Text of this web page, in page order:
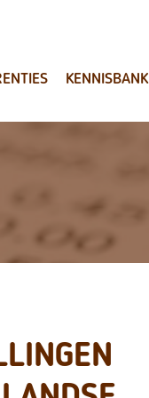
KENNISBANK